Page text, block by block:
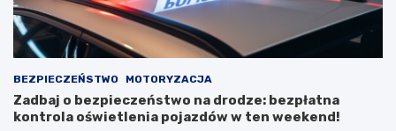
BEZPIECZEŃSTWO MOTORYZACJA
Zadbaj o bezpieczeństwo na drodze: bezpłatna
kontrola oświetlenia pojazdów w ten weekend!